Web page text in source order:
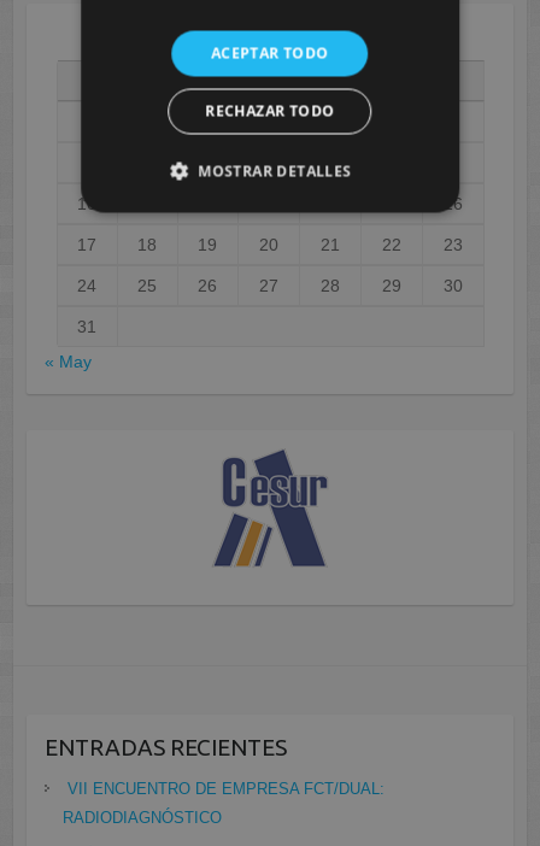
X J V
5 6 7
10 16
17 18 19 20 21 22 23
24 25 26 27 28 29 30
31
« May
ENTRADAS RECIENTES
VII ENCUENTRO DE EMPRESA FCT/DUAL:
RADIODIAGNÓSTICO
ACEPTAR TODO
RECHAZAR TODO
MOSTRAR DETALLES